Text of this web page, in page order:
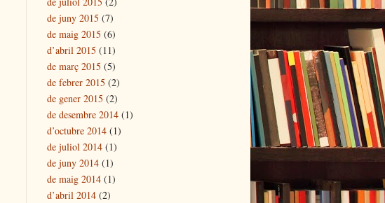
de juny 2015 (7)
de maig 2015 (6)
d’abril 2015 (11)
de març 2015 (5)
de febrer 2015 (2)
de gener 2015 (2)
de desembre 2014 (1)
d’octubre 2014 (1)
de juliol 2014 (1)
de juny 2014 (1)
de maig 2014 (1)
d’abril 2014 (2)